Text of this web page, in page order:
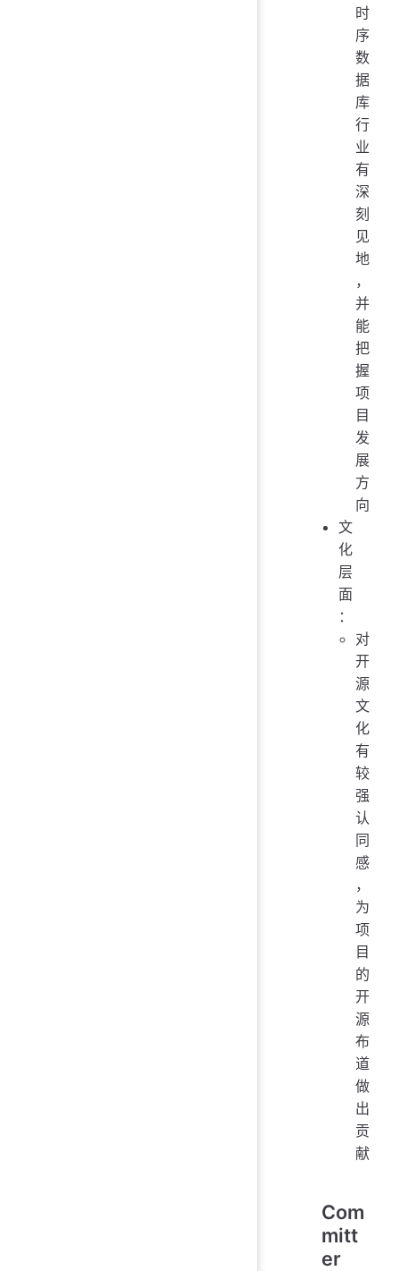
时
序
数
据
库
行
业
有
深
刻
见
地
，
并
能
把
握
项
目
发
展
方
向
文
化
层
面
：
对
开
源
文
化
有
较
强
认
同
感
，
为
项
目
的
开
源
布
道
做
出
贡
献
Com
mitt
er